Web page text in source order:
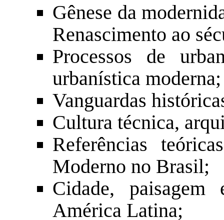
Gênese da
Renascimento ao
Processos de
urbanística moderna;
Vanguardas
Cultura técnica,
Referências
Moderno no Brasil;
Cidade,
América Latina;